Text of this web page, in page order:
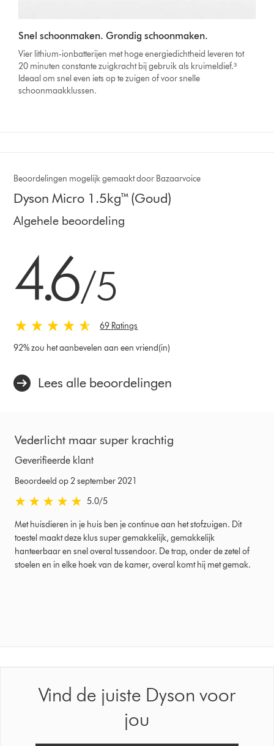
Snel schoonmaken. Grondig schoonmaken.
Vier lithium-ionbatterijen met hoge energiedichtheid leveren tot
20 minuten constante zuigkracht bij gebruik als kruimeldief.³
Ideaal om snel even iets op te zuigen of voor snelle
schoonmaakklussen.
Beoordelingen mogelijk gemaakt door Bazaarvoice
Dyson Micro 1.5kg™ (Goud)
Algehele beoordeling
sterren
van
5
Ratings
4.6/5
69 Ratings
92% zou het aanbevelen aan een vriend(in)
Lees alle beoordelingen
Vederlicht maar super krachtig
Geverifieerde klant
Beoordeeld op 2 september 2021
5.0
sterren
van
5
van
5.0/5
Met huisdieren in je huis ben je continue aan het stofzuigen. Dit
toestel maakt deze klus super gemakkelijk, gemakkelijk
hanteerbaar en snel overal tussendoor. De trap, onder de zetel of
stoelen en in elke hoek van de kamer, overal komt hij met gemak.
Vind de juiste Dyson voor
jou